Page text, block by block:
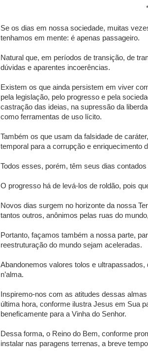
* *
Se os dias em nossa sociedade, muitas
tenhamos em mente: é apenas passageiro.
Natural que, em períodos de transição, de
dúvidas e aparentes incoerências.
Existem os que ainda persistem em viver
pela legislação, pelo progresso e pela
castração das ideias, na supressão da
como ferramentas de uso lícito.
Também os que usam da falsidade de
temporal para a corrupção e enriquecimento
Todos esses, porém, têm seus dias
O progresso há de levá-los de roldão, pois
Novos dias surgem no horizonte da nossa
tantos outros, anônimos pelas ruas do
Portanto, façamos também a nossa parte,
reestruturação do mundo sejam aceleradas.
Abandonemos valores tolos e
n’alma.
Inspiremo-nos com as atitudes dessas
última hora, conforme ilustra Jesus em Sua
beneficamente para a Vinha do Senhor.
Dessa forma, o Reino do Bem, conforme
instalar nas paragens terrenas, a breve